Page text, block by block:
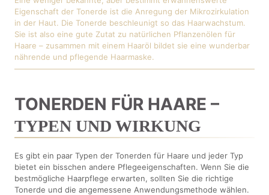
Eigenschaft der Tonerde ist die Anregung der Mikrozirkulation
in der Haut. Die Tonerde beschleunigt so das Haarwachstum.
Sie ist also eine gute Zutat zu natürlichen Pflanzenölen für
Haare – zusammen mit einem Haaröl bildet sie eine wunderbar
nährende und pflegende Haarmaske.
TONERDEN FÜR HAARE –
TYPEN UND WIRKUNG
Es gibt ein paar Typen der Tonerden für Haare und jeder Typ
bietet ein bisschen andere Pflegeeigenschaften. Wenn Sie die
bestmögliche Haarpflege erwarten, sollten Sie die richtige
Tonerde und die angemessene Anwendungsmethode wählen.